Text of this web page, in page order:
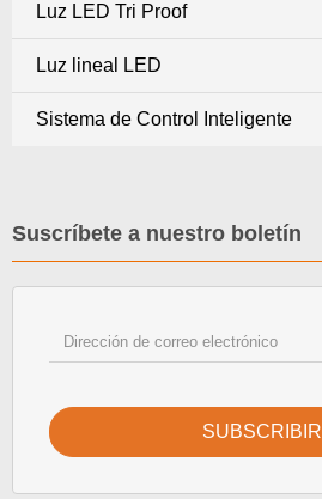
Luz LED Tri Proof
Luz lineal LED
Sistema de Control Inteligente
Suscríbete a nuestro boletín
SUBSCRIBIR